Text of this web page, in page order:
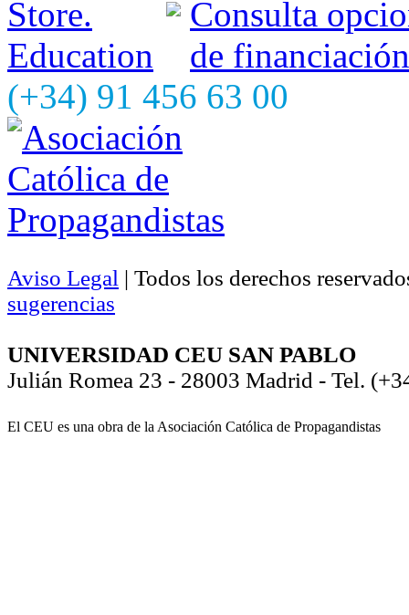
(+34) 91 456 63 00
Aviso Legal | Todos los derechos
sugerencias
UNIVERSIDAD CEU SAN PABLO
Julián Romea 23 - 28003 Madrid - Tel.
El CEU es una obra de la Asociación Católica de Propagandistas